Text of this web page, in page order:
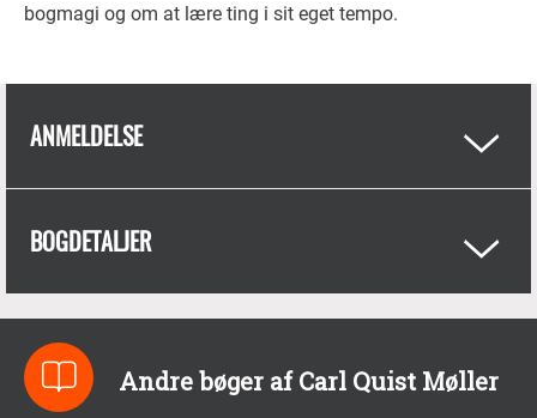
bogmagi og om at lære ting i sit eget tempo.
ANMELDELSE
BOGDETALJER
Andre bøger af Carl Quist Møller